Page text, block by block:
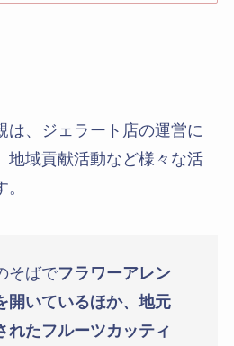
は、ジェラート店の運営に
地域貢献活動など様々な活
そばでフラワーアレン
開いているほか、地元
れたフルーツカッティ